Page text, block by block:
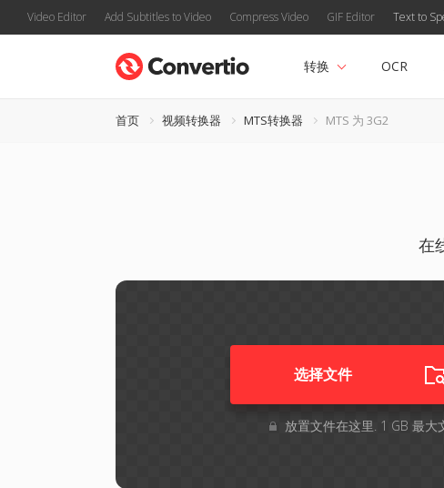
Video Editor Add Subtitles to Video Compress Video GIF Editor Text to
转换 OCR
首页 视频转换器 MTS转换器 MTS 为 3G2
在
选择文件
放置文件在这里. 1 GB 最大